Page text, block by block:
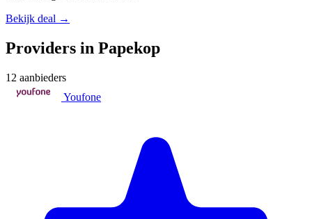
Bekijk deal →
Providers in Papekop
12 aanbieders
Youfone